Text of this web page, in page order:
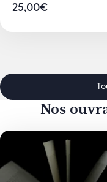
25,00€
Nos